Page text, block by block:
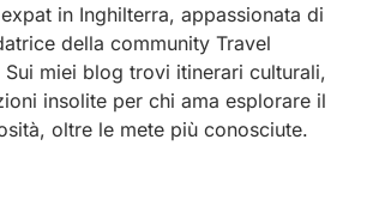
in Inghilterra, appassionata di
della community Travel
Sui miei blog trovi itinerari culturali,
insolite per chi ama esplorare il
oltre le mete più conosciute.